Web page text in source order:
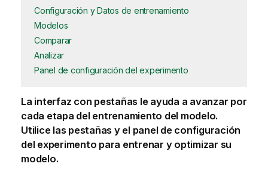
Configuración y Datos de entrenamiento
Modelos
Comparar
Analizar
Panel de configuración del experimento
La interfaz con pestañas le ayuda a avanzar por
cada etapa del entrenamiento del modelo.
Utilice las pestañas y el panel de configuración
del experimento para entrenar y optimizar su
modelo.